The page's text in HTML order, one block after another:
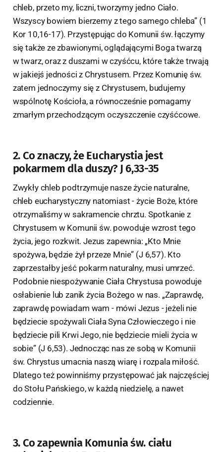
chleb, przeto my, liczni, tworzymy jedno Ciało.
Wszyscy bowiem bierzemy z tego samego chleba” (1
Kor 10,16-17). Przystępując do Komunii św. łączymy
się także ze zbawionymi, oglądającymi Boga twarzą
w twarz, oraz z duszami w czyśćcu, które także trwają
w jakiejś jedności z Chrystusem. Przez Komunię św.
zatem jednoczymy się z Chrystusem, budujemy
wspólnotę Kościoła, a równocześnie pomagamy
zmarłym przechodzącym oczyszczenie czyśćcowe.
2. Co znaczy, że Eucharystia jest
pokarmem dla duszy? J 6,33-35
Zwykły chleb podtrzymuje nasze życie naturalne,
chleb eucharystyczny natomiast - życie Boże, które
otrzymaliśmy w sakramencie chrztu. Spotkanie z
Chrystusem w Komunii św. powoduje wzrost tego
życia, jego rozkwit. Jezus zapewnia: „Kto Mnie
spożywa, będzie żył przeze Mnie” (J 6,57). Kto
zaprzestałby jeść pokarm naturalny, musi umrzeć.
Podobnie niespożywanie Ciała Chrystusa powoduje
osłabienie lub zanik życia Bożego w nas. „Zaprawdę,
zaprawdę powiadam wam - mówi Jezus - jeżeli nie
będziecie spożywali Ciała Syna Człowieczego i nie
będziecie pili Krwi Jego, nie będziecie mieli życia w
sobie” (J 6,53). Jednocząc nas ze sobą w Komunii
św. Chrystus umacnia naszą wiarę i rozpala miłość.
Dlatego też powinniśmy przystępować jak najczęściej
do Stołu Pańskiego, w każdą niedzielę, a nawet
codziennie.
3. Co zapewnia Komunia św. ciału